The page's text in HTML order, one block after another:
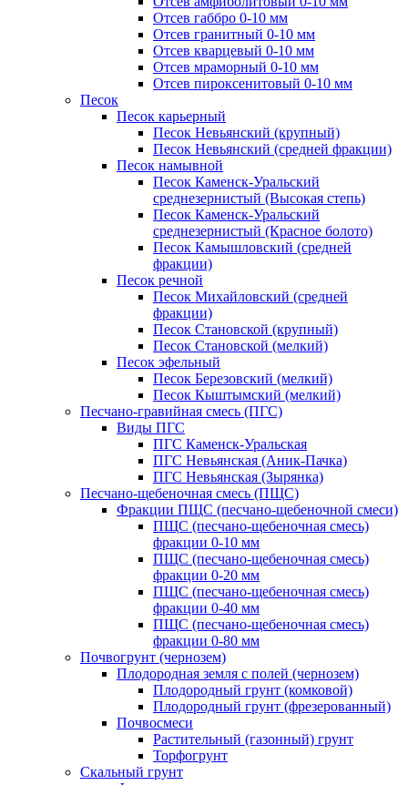
Отсев габбро 0-10 мм
Отсев гранитный 0-10 мм
Отсев кварцевый 0-10 мм
Отсев мраморный 0-10 мм
Отсев пироксенитовый 0-10 мм
Песок
Песок карьерный
Песок Невьянский (крупный)
Песок Невьянский (средней фракции)
Песок намывной
Песок Каменск-Уральский
среднезернистый (Высокая степь)
Песок Каменск-Уральский
среднезернистый (Красное болото)
Песок Камышловский (средней
фракции)
Песок речной
Песок Михайловский (средней
фракции)
Песок Становской (крупный)
Песок Становской (мелкий)
Песок эфельный
Песок Березовский (мелкий)
Песок Кыштымский (мелкий)
Песчано-гравийная смесь (ПГС)
Виды ПГС
ПГС Каменск-Уральская
ПГС Невьянская (Аник-Пачка)
ПГС Невьянская (Зырянка)
Песчано-щебеночная смесь (ПЩС)
Фракции ПЩС (песчано-щебеночной смеси)
ПЩС (песчано-щебеночная смесь)
фракции 0-10 мм
ПЩС (песчано-щебеночная смесь)
фракции 0-20 мм
ПЩС (песчано-щебеночная смесь)
фракции 0-40 мм
ПЩС (песчано-щебеночная смесь)
фракции 0-80 мм
Почвогрунт (чернозем)
Плодородная земля с полей (чернозем)
Плодородный грунт (комковой)
Плодородный грунт (фрезерованный)
Почвосмеси
Растительный (газонный) грунт
Торфогрунт
Скальный грунт